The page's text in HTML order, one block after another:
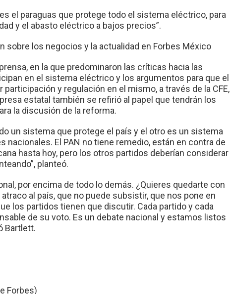
el paraguas que protege todo el sistema eléctrico, para
y el abasto eléctrico a bajos precios”.
sobre los negocios y la actualidad en Forbes México
en la que predominaron las críticas hacia las
en el sistema eléctrico y los argumentos para que el
participación y regulación en el mismo, a través de la CFE,
estatal también se refirió al papel que tendrán los
la discusión de la reforma.
un sistema que protege el país y el otro es un sistema
nacionales. El PAN no tiene remedio, están en contra de
hasta hoy, pero los otros partidos deberían considerar
planteó.
por encima de todo lo demás. ¿Quieres quedarte con
atraco al país, que no puede subsistir, que nos pone en
los partidos tienen que discutir. Cada partido y cada
de su voto. Es un debate nacional y estamos listos
Bartlett.
Forbes)